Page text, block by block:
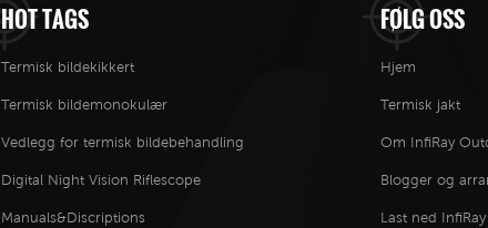
HOT TAGS
Termisk bildekikkert
Termisk bildemonokulær
Vedlegg for termisk bildebehandling
Digital Night Vision Riflescope
Manuals&Discriptions
FØLG OSS
Hjem
Termisk jakt
Om InfiRay
Blogger og
Last ned